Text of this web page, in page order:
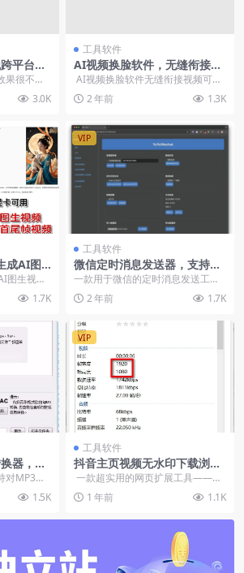
平台一
果很不错
制作使
3.0K
工具软件
AI视频换脸软件，无缝衔接视
频，可过原创，快手引流男粉
AI视频换脸软件无缝衔接视频可过
原创 &nb...
2 年前 1.3K
成AI图
图生视频
显存畅玩
1.7K
VIP
工具软件
微信定时消息发送器，支持循
环发送消息和文件
一款用于微信的定时消息发送工
具，支持循环发送消息和文件，能
够精确到分钟的定时任务...
2 年前 1.7K
器，支
对MP3、
损的格式
1.5K
VIP
工具软件
抖音主页视频无水印下载浏览
器扩展插件
一款超实用的网页扩展工具——抖
音主页无水印提取器，它不仅能免
费下载高...
1 年前 1.1K